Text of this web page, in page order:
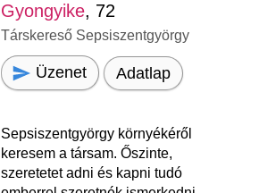
Gyongyike, 72
Társkereső Sepsiszentgyörgy
Üzenet Adatlap
Sepsiszentgyörgy környékéről
keresem a társam. Őszinte,
szeretetet adni és kapni tudó